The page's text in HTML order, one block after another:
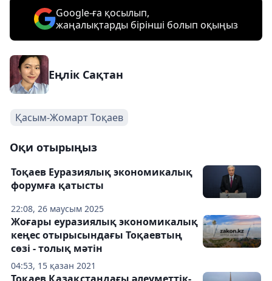
Google-ға қосылып,
жаңалықтарды бірінші болып оқыңыз
Еңлік Сақтан
Қасым-Жомарт Тоқаев
Оқи отырыңыз
22:08, 26 маусым 2025
Тоқаев Еуразиялық экономикалық
форумға қатысты
04:53, 15 қазан 2021
Жоғары еуразиялық экономикалық
кеңес отырысындағы Тоқаевтың
сөзі - толық мәтін
Тоқаев Қазақстандағы әлеуметтік-